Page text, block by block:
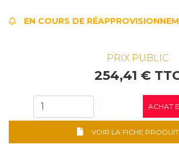
EN COURS DE
PRIX PUBLIC
254,41 €
ACHAT
VOIR LA FICHE PRODUIT